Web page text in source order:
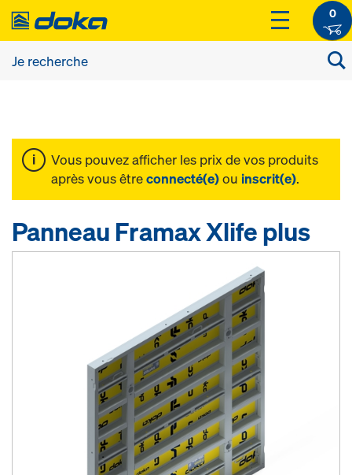
0
Vous pouvez afficher les prix de vos produits
après vous êtreconnecté(e)ou inscrit(e).
Panneau Framax Xlife plus